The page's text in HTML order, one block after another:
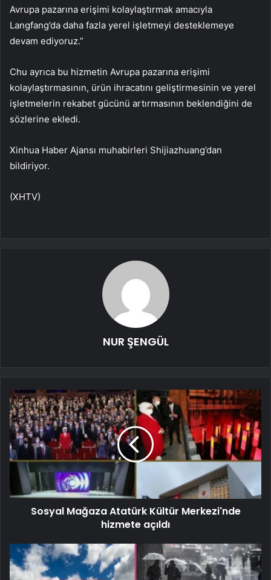
Avrupa pazarına erişimi kolaylaştırmak amacıyla
Langfang’da daha fazla yerel işletmeyi desteklemeye
devam ediyoruz.”
Chu ayrıca bu hizmetin Avrupa pazarına erişimi
kolaylaştırmasının, ürün ihracatını geliştirmesinin ve yerel
işletmelerin rekabet gücünü artırmasının beklendiğini de
sözlerine ekledi.
Xinhua Haber Ajansı muhabirleri Shijiazhuang’dan
bildiriyor.
(XHTV)
NUR ŞENGÜL
Sosyal Mağaza Atatürk Kültür Merkezi'nde
hizmete açıldı